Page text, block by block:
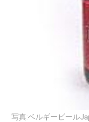
写真:ベルギービール